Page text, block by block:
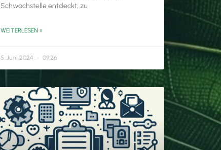
Schwachstelle entdeckt, zu
WEITERLESEN »
5. Juni 2024 09:26